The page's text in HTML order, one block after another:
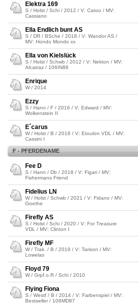
Elektra 169
S / Holst / Schi / 2012 / V: Catoo / MV:
Cassiano
Ella Endlich bunt AS
S / DR / BSche / 2018 / V: Wandor AS /
MV: Hondo Mondo xx
Ella von Kielslück
S / Holst / Schwb / 2012 / V: Nekton / MV:
Alcatraz / 106IN88
Enrique
W / 2014
Ezzy
S / Hann / F / 2016 / V: Edward / MV:
Wolkenstein II
E´carus
W / Holst / B / 2018 / V: Etoulon VDL / MV:
Cassini I
F - PFERDENAME
Fee D
S / Hann / Db / 2018 / V: Figari / MV:
Fishermans Friend
Fidelius LN
W / Holst / Schwb / 2021 / V: Fidano / MV:
Goethe
Firefly AS
S / Holst / Schi / 2020 / V: For Treasure
VDL / MV: Clinton I
Firefly MF
W / Trak. / B / 2019 / V: Tarison / MV:
Lowelas
Floyd 79
W / Grpf.o.R / Schi / 2010
Flying Fiona
S / Westf / B / 2014 / V: Farbenspiel / MV:
Bestseller / 108MD87